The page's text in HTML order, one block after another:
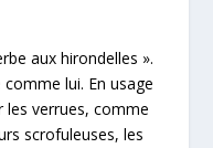
aux hirondelles ».
lui. En usage
les verrues, comme
scrofuleuses, les